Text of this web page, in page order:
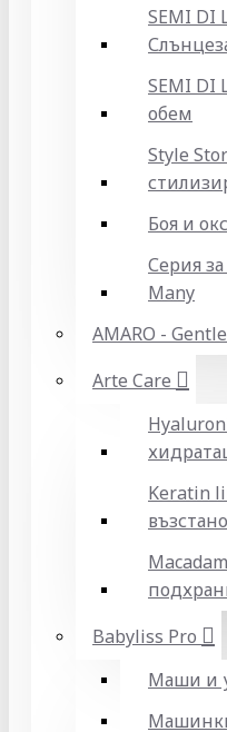
SEMI DI
SEMI DI
обем
Style
Боя и
Серия
Many
AMARO -
Arte Care
Keratin
Babyliss Pro
Маши и